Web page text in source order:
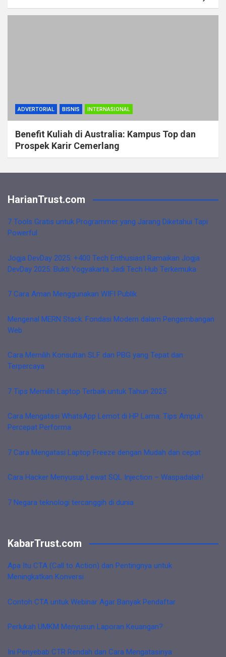
ADVERTORIAL BISNIS INTERNASIONAL
Benefit Kuliah di Australia: Kampus Top dan
Prospek Karir Cemerlang
HarianTrust.com
7 Tools Gratis untuk Programmer yang Jarang Diketahui Tapi
Powerful
Jogja DevDay 2025: +400 Tech Enthusiast Ramaikan Jogja
DevDay 2025: Bukti Yogyakarta Jadi Tech Hub Terkemuka
7 Cara Aman Menggunakan WIFI Publik
Mengenal MERN Stack: Fondasi Modern dalam Pengembangan
Web
Cara Memilih Konsultan SLF dan PBG yang Tepat dan
Terpercaya
7 Tips Memilih Laptop Terbaik untuk Tahun 2025
Cara Mengatasi WhatsApp Lemot di HP Lama: Tips Ampuh
Percepat Performa
7 Cara Mengatasi Laptop Freeze dengan Mudah dan cepat
Cara Hacker Menyusup Lewat SQL Injection – Waspadalah!
7 Negara teknologi tercanggih di dunia
KabarTrust.com
Apa Itu CTA (Call to Action) dan Pentingnya untuk
Meningkatkan Konversi
Contoh CTA untuk Webinar Agar Banyak Pendaftar
Perlukah UMKM Menyusun Laporan Keuangan?
Ini Penyebab CTR Rendah dan Cara Mengatasinya